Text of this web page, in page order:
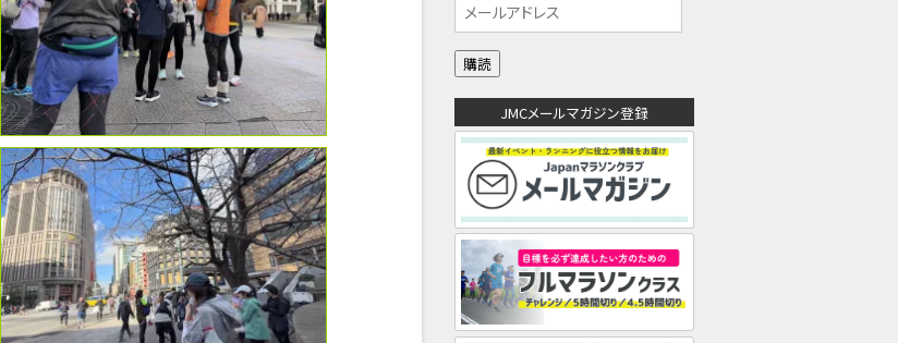
ー
ル
ア
ド
レ
JMCメールマガジン登録